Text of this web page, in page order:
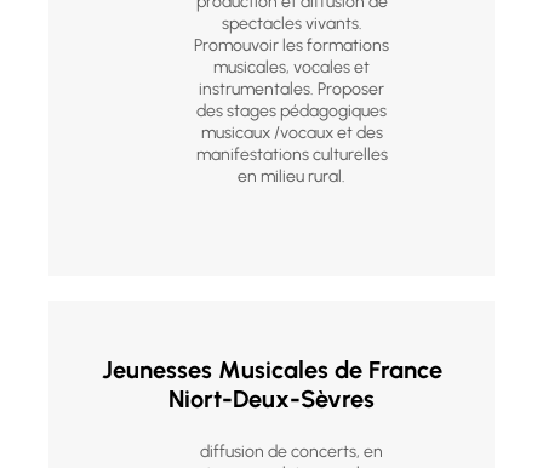
spectacles vivants.
Promouvoir les formations
musicales, vocales et
instrumentales. Proposer
des stages pédagogiques
musicaux /vocaux et des
manifestations culturelles
en milieu rural.
Jeunesses Musicales de France
Niort-Deux-Sèvres
diffusion de concerts, en